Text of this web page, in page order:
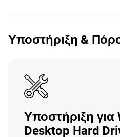
Υποστήριξη &
Υποστήριξη για
Desktop Hard